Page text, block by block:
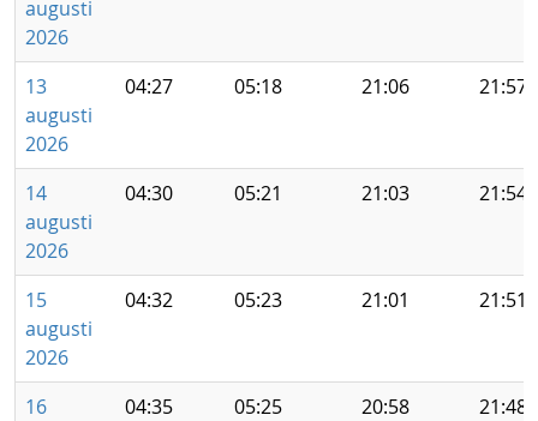
augusti
2026
13
augusti
2026
04:27 05:18 21:06 21:57
14
augusti
2026
04:30 05:21 21:03 21:54
15
augusti
2026
04:32 05:23 21:01 21:51
16
04:35 05:25 20:58 21:48